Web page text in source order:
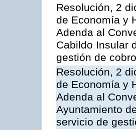
Resolución, 2
de Economía y
Adenda al
Cabildo Insular
gestión de
Resolución, 2
de Economía y
Adenda al
Ayuntamiento
servicio de